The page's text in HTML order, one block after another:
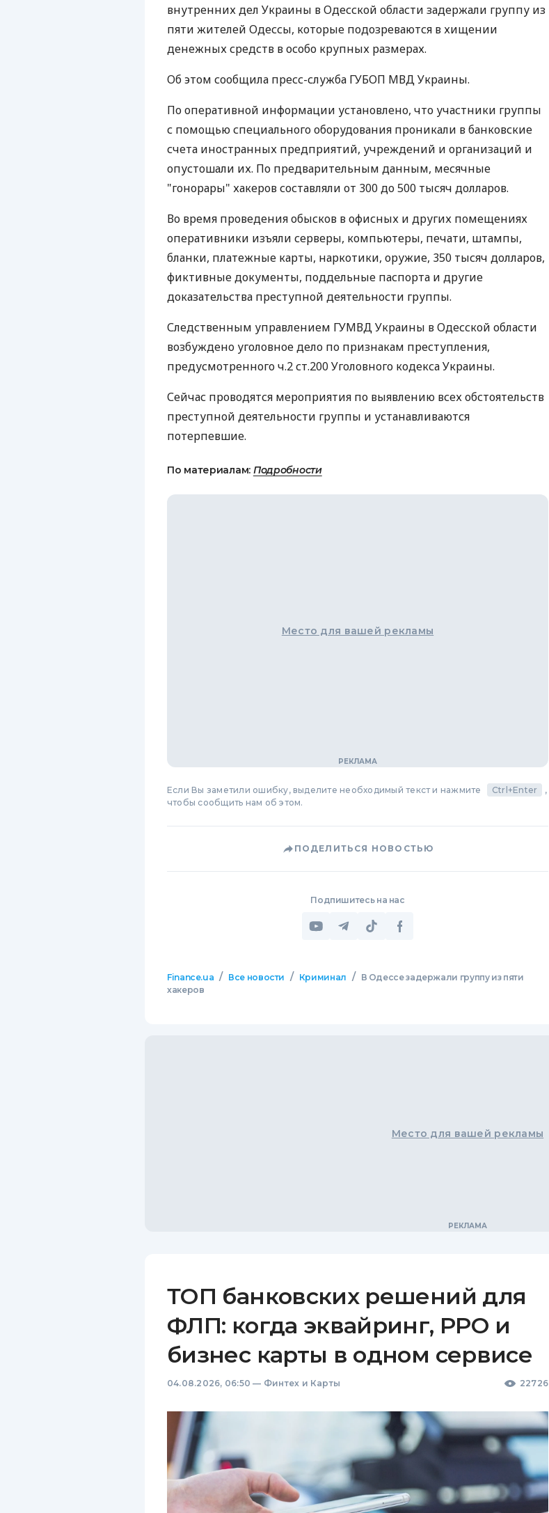
КЕШБЭКА
внутренних дел Украины в Одесской области задержали группу из
пяти жителей Одессы, которые подозреваются в хищении
денежных средств в особо крупных размерах.
Об этом сообщила пресс-служба ГУБОП МВД Украины.
По оперативной информации установлено, что участники группы
с помощью специального оборудования проникали в банковские
счета иностранных предприятий, учреждений и организаций и
опустошали их. По предварительным данным, месячные
"гонорары" хакеров составляли от 300 до 500 тысяч долларов.
Во время проведения обысков в офисных и других помещениях
оперативники изъяли серверы, компьютеры, печати, штампы,
бланки, платежные карты, наркотики, оружие, 350 тысяч долларов,
фиктивные документы, поддельные паспорта и другие
доказательства преступной деятельности группы.
Следственным управлением ГУМВД Украины в Одесской области
возбуждено уголовное дело по признакам преступления,
предусмотренного ч.2 ст.200 Уголовного кодекса Украины.
Сейчас проводятся мероприятия по выявлению всех обстоятельств
преступной деятельности группы и устанавливаются
потерпевшие.
По материалам: Подробности
Место для вашей рекламы
Если Вы заметили ошибку, выделите необходимый текст и нажмите Ctrl+Enter
,
чтобы сообщить нам об этом.
ПОДЕЛИТЬСЯ НОВОСТЬЮ
Подпишитесь на нас
Finance.ua / Все новости / Криминал /
В Одессе задержали группу из пяти
хакеров
Место для вашей рекламы
ТОП банковских решений для
ФЛП: когда эквайринг, РРО и
бизнес карты в одном сервисе
04.08.2026, 06:50 — Финтех и Карты 22726